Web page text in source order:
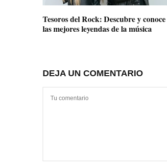
Tesoros del Rock: Descubre y conoce
las mejores leyendas de la música
DEJA UN COMENTARIO